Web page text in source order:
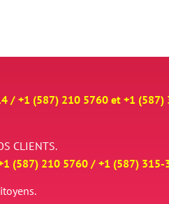
/ +1 (587) 210 5760 et +1 (587)
CLIENTS.
1 (587) 210 5760 / +1 (587) 315-